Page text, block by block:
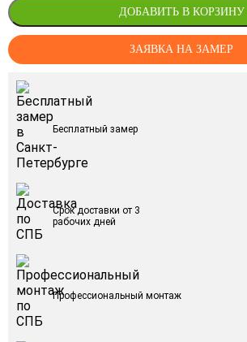
ДОБАВИТЬ В КОРЗИНУ
ЗАЯВКА НА ЗАМЕР
Бесплатный замер
Срок доставки от 3
рабочих дней
Профессиональный монтаж